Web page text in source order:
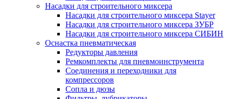
Насадки для строительного миксера
Насадки для строительного миксера Stayer
Насадки для строительного миксера ЗУБР
Насадки для строительного миксера СИБИН
Оснастка пневматическая
Редукторы давления
Ремкомплекты для пневмоинструмента
Соединения и переходники для
компрессоров
Сопла и дюзы